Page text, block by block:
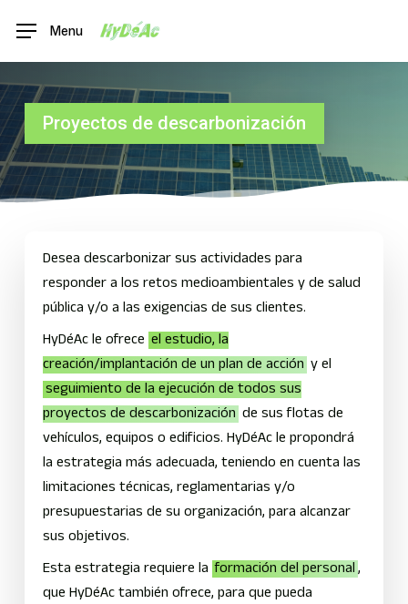
main
content
Menu
Proyectos de descarbonización
Desea descarbonizar sus actividades para
responder a los retos medioambientales y de salud
pública y/o a las exigencias de sus clientes.
HyDéAc le ofrece el estudio, la
creación/implantación de un plan de acción y el
seguimiento de la ejecución de todos sus
proyectos de descarbonización de sus flotas de
vehículos, equipos o edificios. HyDéAc le propondrá
la estrategia más adecuada, teniendo en cuenta las
limitaciones técnicas, reglamentarias y/o
presupuestarias de su organización, para alcanzar
sus objetivos.
Esta estrategia requiere la formación del personal,
que HyDéAc también ofrece, para que pueda